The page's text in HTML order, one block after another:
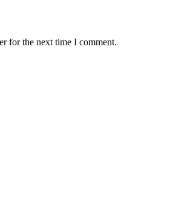
for the next time I comment.